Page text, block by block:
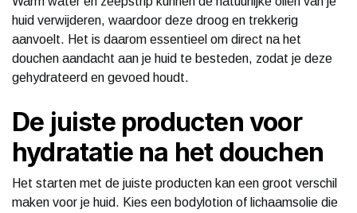
huid verwijderen, waardoor deze droog en trekkerig
aanvoelt. Het is daarom essentieel om direct na het
douchen aandacht aan je huid te besteden, zodat je deze
gehydrateerd en gevoed houdt.
De juiste producten voor
hydratatie na het douchen
Het starten met de juiste producten kan een groot verschil
maken voor je huid. Kies een bodylotion of lichaamsolie die